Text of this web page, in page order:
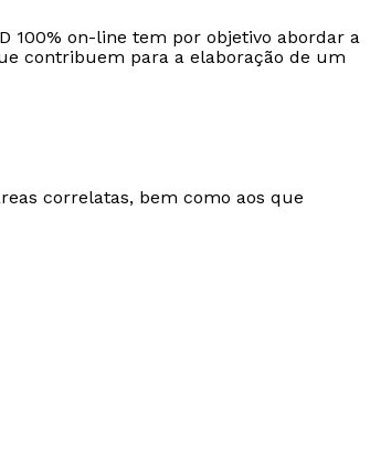
100% on-line tem por objetivo abordar a
contribuem para a elaboração de um
correlatas, bem como aos que